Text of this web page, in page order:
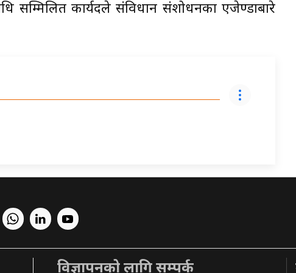
सम्मिलित कार्यदले संविधान संशोधनका एजेण्डाबारे
विज्ञापनको लागि सम्पर्क